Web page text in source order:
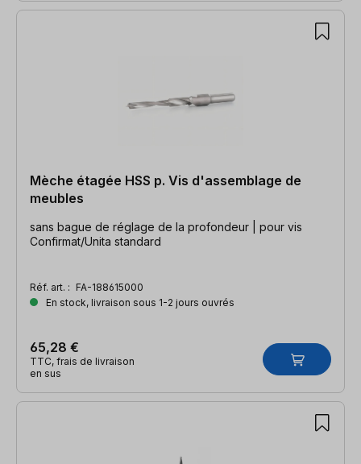
Mèche étagée HSS p. Vis d'assemblage de
meubles
sans bague de réglage de la profondeur | pour vis
Confirmat/Unita standard
Réf. art. : FA-188615000
En stock, livraison sous 1-2 jours ouvrés
65,28 €
TTC, frais de livraison
en sus